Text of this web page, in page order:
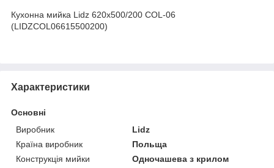
Кухонна мийка Lidz 620x500/200 COL-06
(LIDZCOL06615500200)
Характеристики
Основні
Виробник
Lidz
Країна виробник
Польща
Конструкція мийки
Одночашева з крилом